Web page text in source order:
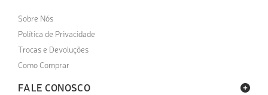
Sobre Nós
Política de Privacidade
Trocas e Devoluções
Como Comprar
FALE CONOSCO